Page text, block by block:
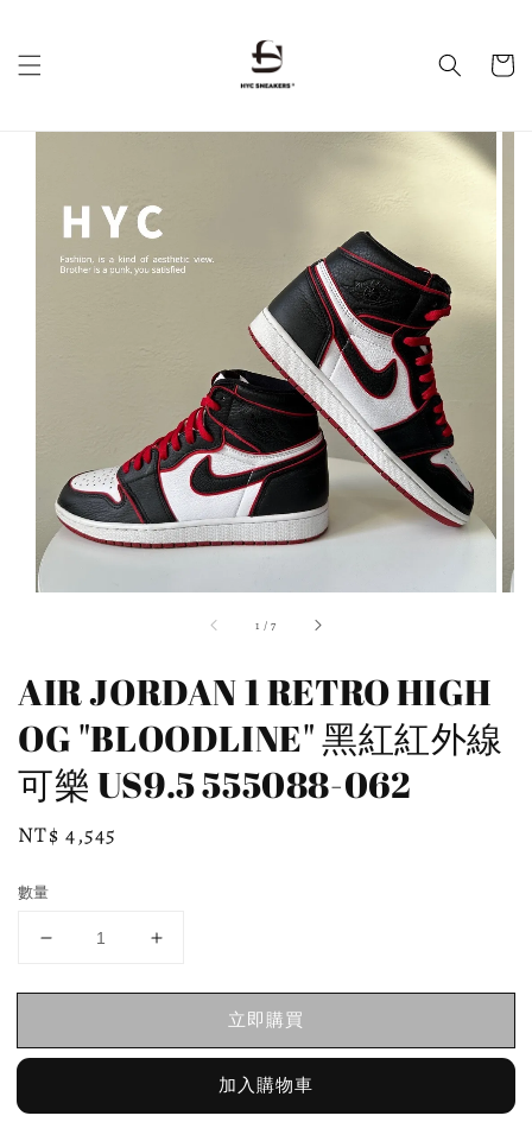
1 /7
AIR JORDAN 1 RETRO HIGH
OG "BLOODLINE" 黑紅紅外線
可樂 US9.5 555088-062
Regular
NT$ 4,545
數量
立即購買
加入購物車